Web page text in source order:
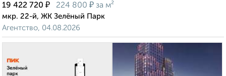
19 422 720 ₽ 224 800 ₽ за м²
мкр. 22-й, ЖК Зелёный Парк
Агентство, 04.08.2026